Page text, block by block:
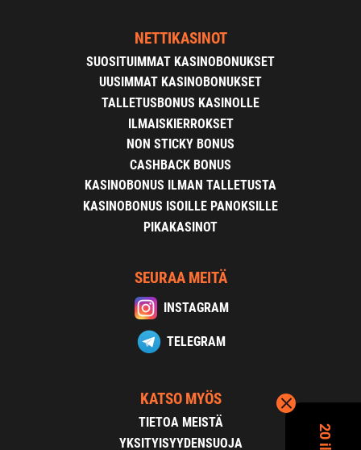
NETTIKASINOT
SUOSITUIMMAT KASINOBONUKSET
UUSIMMAT KASINOBONUKSET
TALLETUSBONUS KASINOLLE
ILMAISKIERROKSET
NON STICKY BONUS
CASHBACK BONUS
KASINOBONUS ILMAN TALLETUSTA
KASINOBONUS ISOILLE PANOKSILLE
PIKAKASINOT
SEURAA MEITÄ
INSTAGRAM
TELEGRAM
KATSO MYÖS
TIETOA MEISTÄ
YKSITYISYYDENSUOJA